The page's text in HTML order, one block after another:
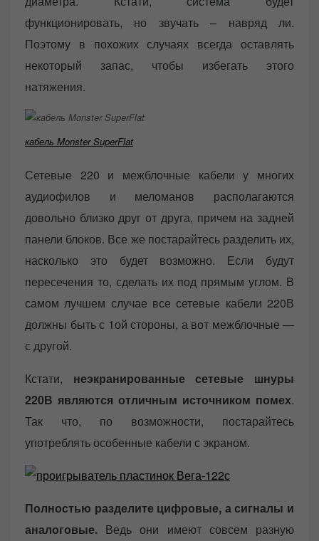
функционировать, но звучать – навряд ли.
Поэтому в похожих случаях всегда оставлять
некоторый запас, чтобы избегать этого
натяжения.
кабель Monster SuperFlat
Сетевые 220 и межблочные кабели у многих
аудиофилов и меломанов располагаются
довольно близко друг от друга, причем на задней
панели блоков. Все же постарайтесь разделить их,
насколько это будет возможно. Если будут
пересечения то, сделать их под прямым углом. В
самом лучшем случае все сетевые кабели 220В
должны быть с 1ой стороны, а вот межблочные —
с другой.
Кстати, неэкранированные сетевые шнуры
220В являются отличным источником помех.
Так что, по возможности, постарайтесь
употреблять особенные кабели с экраном.
Полностью разделите цифровые, а сигналы и
аналоговые. Ведь они имеют совсем разную